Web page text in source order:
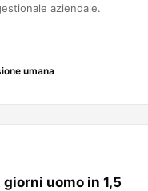
aziendale.
umana
uomo in 1,5